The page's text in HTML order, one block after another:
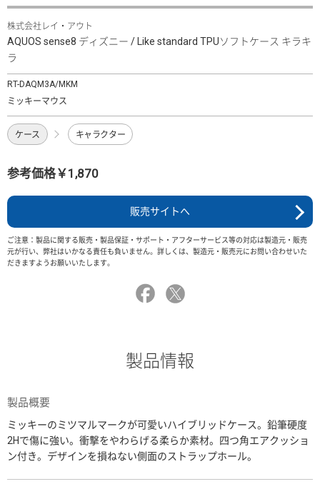
株式会社レイ・アウト
AQUOS sense8 ディズニー / Like standard TPUソフトケース キラキ
ラ
RT-DAQM3A/MKM
ミッキーマウス
ケース キャラクター
参考価格￥1,870
販売サイトへ
ご注意：製品に関する販売・製品保証・サポート・アフターサービス等の対応は製造元・販売
元が行い、弊社はいかなる責任も負いません。詳しくは、製造元・販売元にお問い合わせいた
だきますようお願いいたします。
製品情報
製品概要
ミッキーのミツマルマークが可愛いハイブリッドケース。鉛筆硬度
2Hで傷に強い。衝撃をやわらげる柔らか素材。四つ角エアクッショ
ン付き。デザインを損ねない側面のストラップホール。